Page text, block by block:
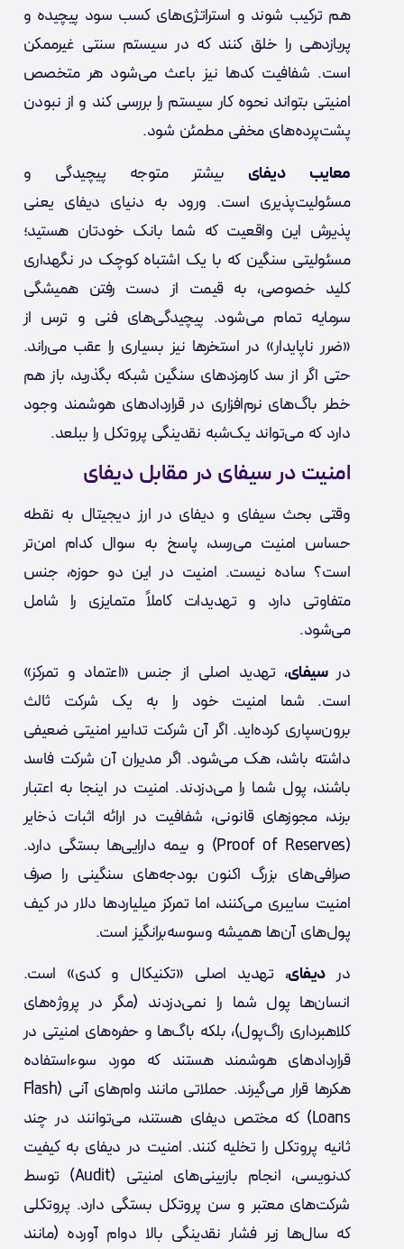
هم ترکیب شوند و استراتژی‌های کسب سود پیچیده و
پربازدهی را خلق کنند که در سیستم سنتی غیرممکن
است. شفافیت کدها نیز باعث می‌شود هر متخصص
امنیتی بتواند نحوه کار سیستم را بررسی کند و از نبودن
پشت‌پرده‌های مخفی مطمئن شود.
معایب دیفای بیشتر متوجه پیچیدگی و
مسئولیت‌پذیری است. ورود به دنیای دیفای یعنی
پذیرش این واقعیت که شما بانک خودتان هستید؛
مسئولیتی سنگین که با یک اشتباه کوچک در نگهداری
کلید خصوصی، به قیمت از دست رفتن همیشگی
سرمایه تمام می‌شود. پیچیدگی‌های فنی و ترس از
«ضرر ناپایدار» در استخرها نیز بسیاری را عقب می‌راند.
حتی اگر از سد کارمزدهای سنگین شبکه بگذرید، باز هم
خطر باگ‌های نرم‌افزاری در قراردادهای هوشمند وجود
دارد که می‌تواند یک‌شبه نقدینگی پروتکل را ببلعد.
امنیت در سیفای در مقابل دیفای
وقتی بحث سیفای و دیفای در ارز دیجیتال به نقطه
حساس امنیت می‌رسد، پاسخ به سوال کدام امن‌تر
است؟ ساده نیست. امنیت در این دو حوزه، جنس
متفاوتی دارد و تهدیدات کاملاً متمایزی را شامل
می‌شود.
درسیفای، تهدید اصلی از جنس «اعتماد و تمرکز»
است. شما امنیت خود را به یک شرکت ثالث
برون‌سپاری کرده‌اید. اگر آن شرکت تدابیر امنیتی ضعیفی
داشته باشد، هک می‌شود. اگر مدیران آن شرکت فاسد
باشند، پول شما را می‌دزدند. امنیت در اینجا به اعتبار
برند، مجوزهای قانونی، شفافیت در ارائه اثبات ذخایر
(Proof of Reserves) و بیمه دارایی‌ها بستگی دارد.
صرافی‌های بزرگ اکنون بودجه‌های سنگینی را صرف
امنیت سایبری می‌کنند، اما تمرکز میلیاردها دلار در کیف
پول‌های آن‌ها همیشه وسوسه‌برانگیز است.
دردیفای، تهدید اصلی «تکنیکال و کدی» است.
انسان‌ها پول شما را نمی‌دزدند (مگر در پروژه‌های
کلاهبرداری راگ‌پول)، بلکه باگ‌ها و حفره‌های امنیتی در
قراردادهای هوشمند هستند که مورد سوءاستفاده
هکرها قرار می‌گیرند. حملاتی مانند وام‌های آنی (Flash
Loans) که مختص دیفای هستند، می‌توانند در چند
ثانیه پروتکل را تخلیه کنند. امنیت در دیفای به کیفیت
کدنویسی، انجام بازبینی‌های امنیتی (Audit) توسط
شرکت‌های معتبر و سن پروتکل بستگی دارد. پروتکلی
که سال‌ها زیر فشار نقدینگی بالا دوام آورده (مانند